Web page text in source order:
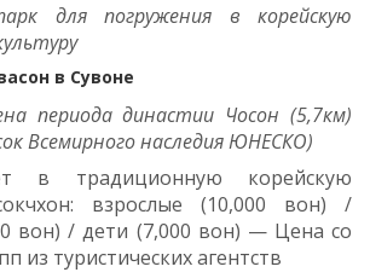
для погружения в корейскую
в Сувоне
периода династии Чосон (5,7км)
Всемирного наследия ЮНЕСКО)
в традиционную корейскую
взрослые (10,000 вон) /
вон) / дети (7,000 вон) — Цена со
из туристических агентств